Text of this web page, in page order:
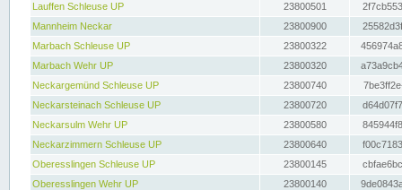
Lauffen Schleuse UP
23800501
Mannheim Neckar
23800900
Marbach Schleuse UP
23800322
Marbach Wehr UP
23800320
Neckargemünd Schleuse UP
23800740
Neckarsteinach Schleuse UP
23800720
Neckarsulm Wehr UP
23800580
Neckarzimmern Schleuse UP
23800640
Oberesslingen Schleuse UP
23800145
Oberesslingen Wehr UP
23800140